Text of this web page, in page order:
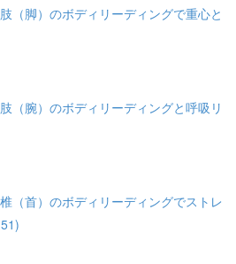
（脚）のボディリーディングで重心と
（腕）のボディリーディングと呼吸リ
（首）のボディリーディングでストレ